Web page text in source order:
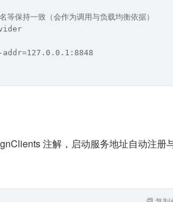
持一致（会作为调用与负载均衡依据）
注解，启动服务地址自动注册